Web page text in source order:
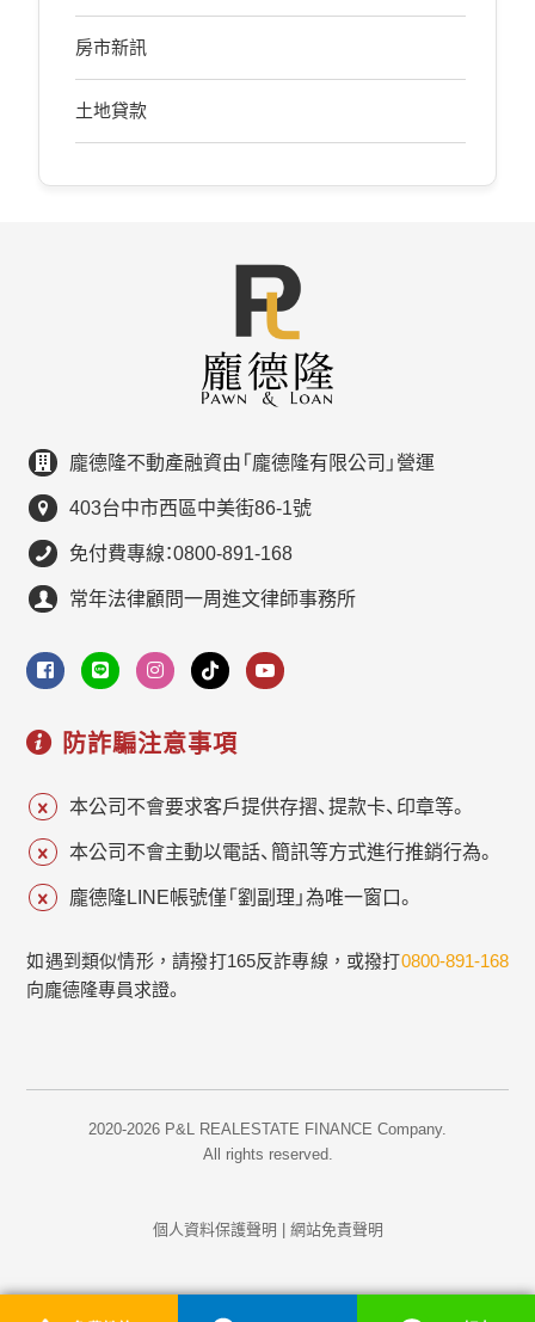
房市新訊
土地貸款
龐德隆不動產融資由「龐德隆有限公司」營運
403台中市西區中美街86-1號
免付費專線：0800-891-168
常年法律顧問一周進文律師事務所
防詐騙注意事項
本公司不會要求客戶提供存摺、提款卡、印章等。
本公司不會主動以電話、簡訊等方式進行推銷行為。
龐德隆LINE帳號僅「劉副理」為唯一窗口。
如遇到類似情形，請撥打165反詐專線，或撥打0800-891-168
向龐德隆專員求證。
2020-2026 P&L REALESTATE FINANCE Company.
All rights reserved.
個人資料保護聲明 網站免責聲明